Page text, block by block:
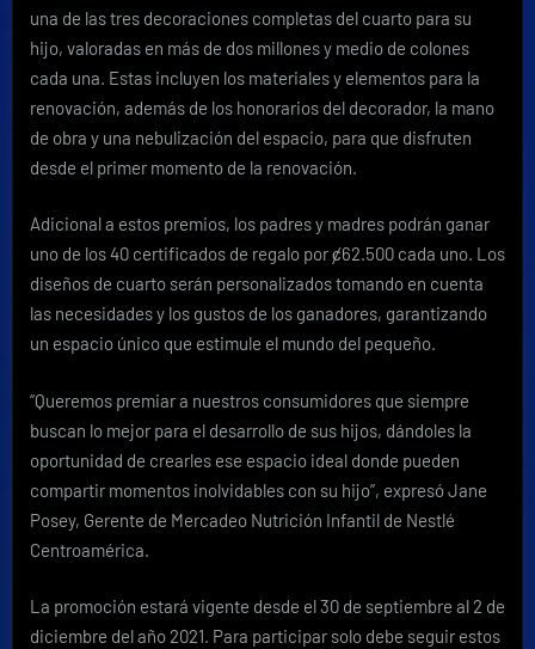
una de las tres decoraciones completas del cuarto para su
hijo, valoradas en más de dos millones y medio de colones
cada una. Estas incluyen los materiales y elementos para la
renovación, además de los honorarios del decorador, la mano
de obra y una nebulización del espacio, para que disfruten
desde el primer momento de la renovación.
Adicional a estos premios, los padres y madres podrán ganar
uno de los 40 certificados de regalo por ȼ62.500 cada uno. Los
diseños de cuarto serán personalizados tomando en cuenta
las necesidades y los gustos de los ganadores, garantizando
un espacio único que estimule el mundo del pequeño.
“Queremos premiar a nuestros consumidores que siempre
buscan lo mejor para el desarrollo de sus hijos, dándoles la
oportunidad de crearles ese espacio ideal donde pueden
compartir momentos inolvidables con su hijo”, expresó Jane
Posey, Gerente de Mercadeo Nutrición Infantil de Nestlé
Centroamérica.
La promoción estará vigente desde el 30 de septiembre al 2 de
diciembre del año 2021. Para participar solo debe seguir estos